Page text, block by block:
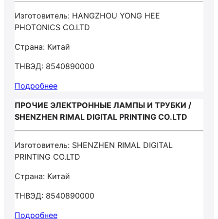
Изготовитель: HANGZHOU YONG HEE
PHOTONICS CO.LTD
Страна: Китай
ТНВЭД: 8540890000
Подробнее
ПРОЧИЕ ЭЛЕКТРОННЫЕ ЛАМПЫ И ТРУБКИ /
SHENZHEN RIMAL DIGITAL PRINTING CO.LTD
Изготовитель: SHENZHEN RIMAL DIGITAL
PRINTING CO.LTD
Страна: Китай
ТНВЭД: 8540890000
Подробнее